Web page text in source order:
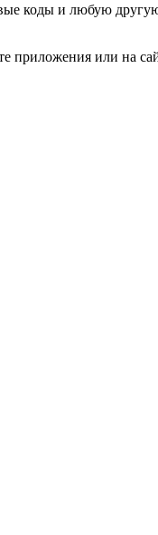
коды и любую
или на